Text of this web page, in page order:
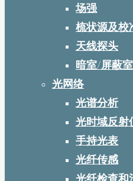
场强
梳状源及校
天线探头
暗室/屏蔽室
光网络
光谱分析
光时域反射
手持光表
光纤传感
光纤检查和